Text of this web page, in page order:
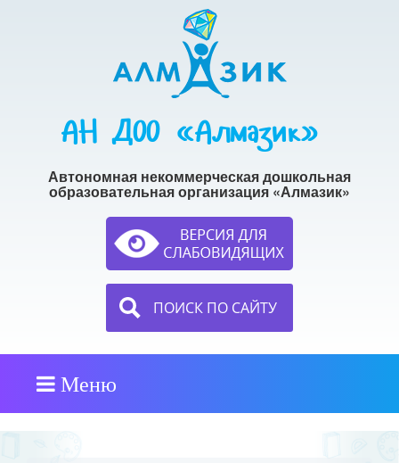
АН ДОО «Алмазик»
Автономная некоммерческая дошкольная
образовательная организация «Алмазик»
ПОИСК ПО САЙТУ
Меню